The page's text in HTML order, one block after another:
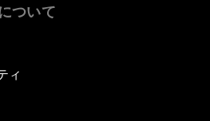
ついて
ィ